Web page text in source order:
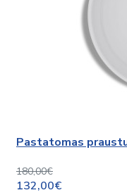
Pastatomas
180,00€
132,00€